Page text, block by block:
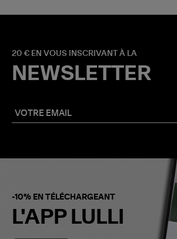
20 € EN VOUS INSCRIVANT À LA
NEWSLETTER
-10% EN TÉLÉCHARGEANT
L'APP LULLI